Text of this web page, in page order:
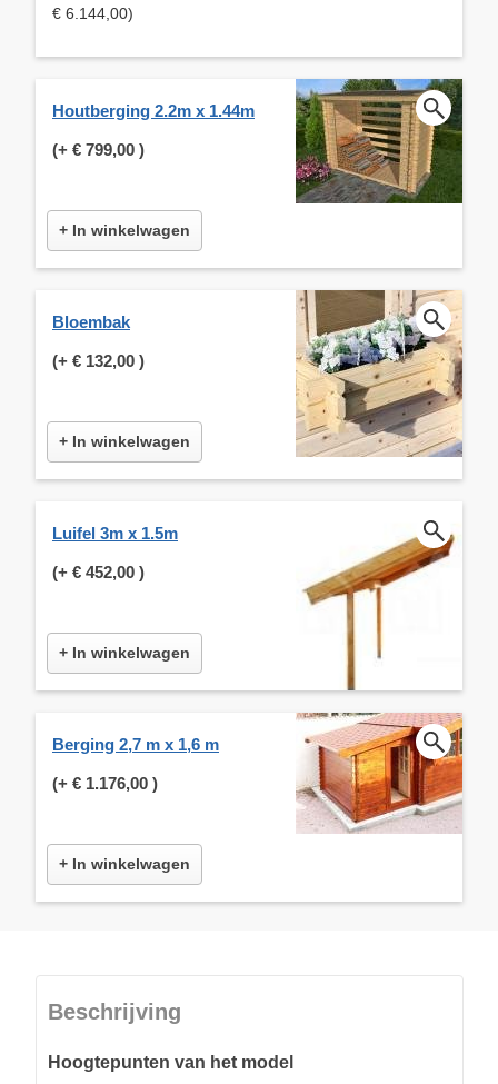
€ 6.144,00)
Houtberging 2.2m x 1.44m
(+ € 799,00 )
+ In winkelwagen
Bloembak
(+ € 132,00 )
+ In winkelwagen
Luifel 3m x 1.5m
(+ € 452,00 )
+ In winkelwagen
Berging 2,7 m x 1,6 m
(+ € 1.176,00 )
+ In winkelwagen
Beschrijving
Hoogtepunten van het model